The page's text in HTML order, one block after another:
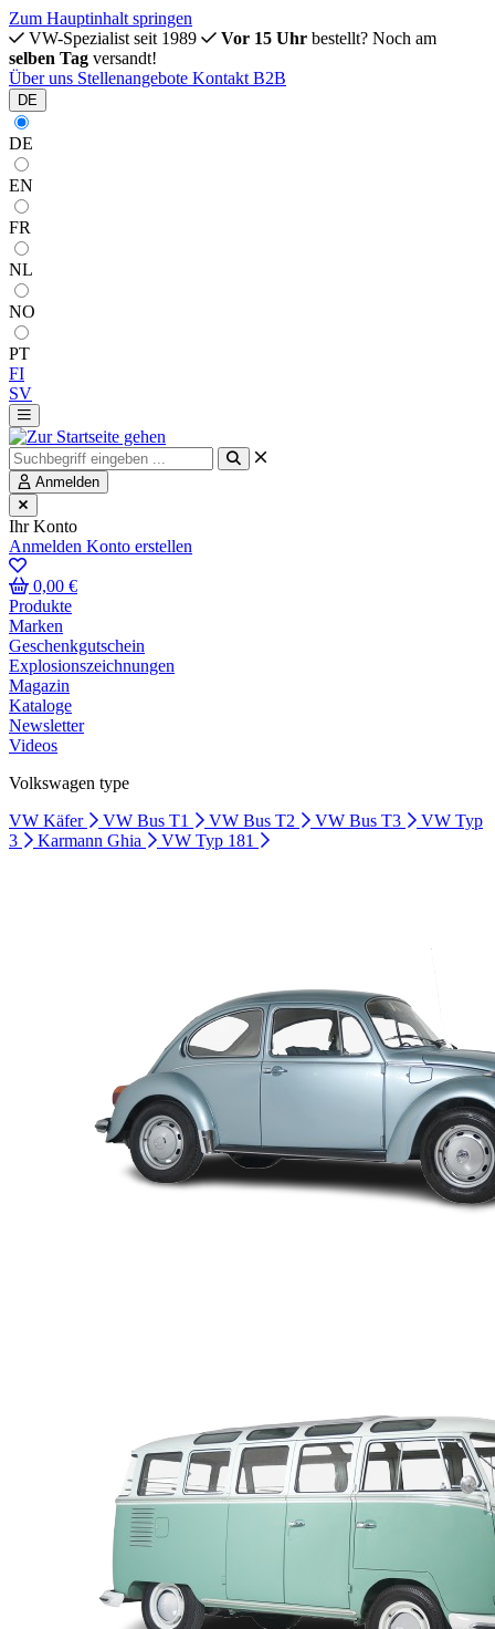
Zum Hauptinhalt springen
VW-Spezialist seit 1989
Vor 15 Uhr bestellt? Noch am
selben Tag versandt!
Über uns Stellenangebote Kontakt B2B
DE
DE
EN
FR
NL
NO
PT
FI
SV
Anmelden
Ihr Konto
Anmelden Konto erstellen
0,00 €
Produkte
Marken
Geschenkgutschein
Explosionszeichnungen
Magazin
Kataloge
Newsletter
Videos
Volkswagen type
VW Käfer
VW Bus T1 VW Bus T2 VW Bus T3
VW Typ
3
Karmann Ghia VW Typ 181